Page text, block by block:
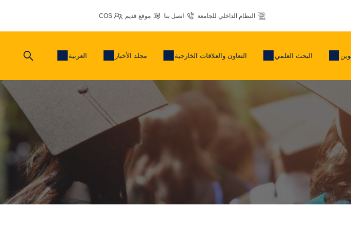
النظام الداخلي للجامعة اتصل بنا موقع قديم COS
البحث العلمي التعاون والعلاقات الخارجية مجلد الأخبار العربية